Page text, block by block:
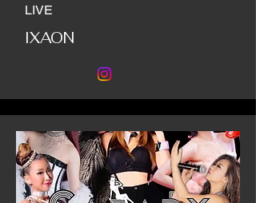
LIVE
IXAON